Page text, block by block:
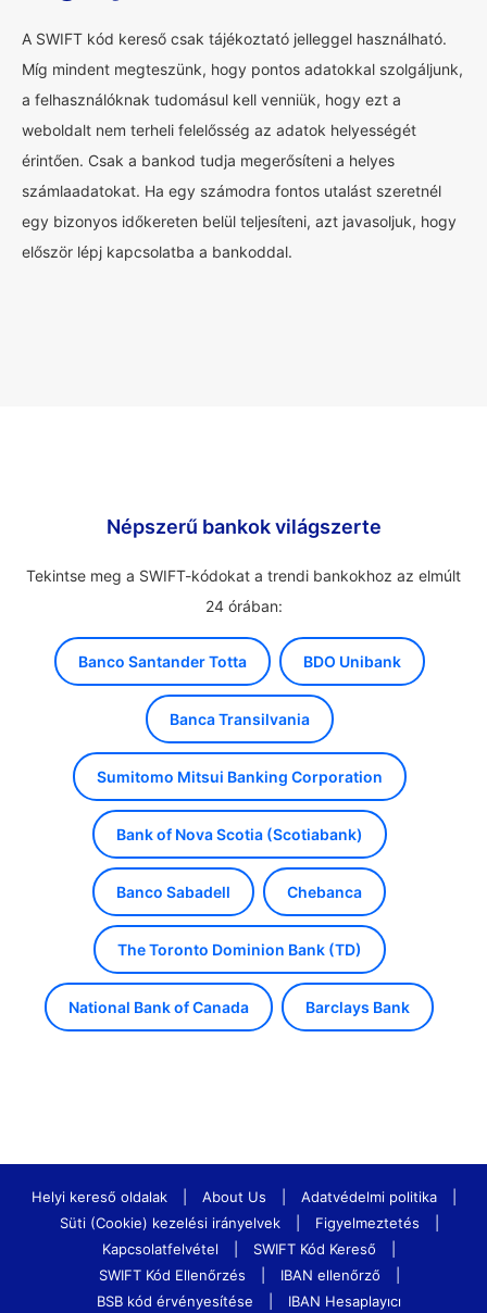
A SWIFT kód kereső csak tájékoztató jelleggel használható.
Míg mindent megteszünk, hogy pontos adatokkal szolgáljunk,
a felhasználóknak tudomásul kell venniük, hogy ezt a
weboldalt nem terheli felelősség az adatok helyességét
érintően. Csak a bankod tudja megerősíteni a helyes
számlaadatokat. Ha egy számodra fontos utalást szeretnél
egy bizonyos időkereten belül teljesíteni, azt javasoljuk, hogy
először lépj kapcsolatba a bankoddal.
Népszerű bankok világszerte
Tekintse meg a SWIFT-kódokat a trendi bankokhoz az elmúlt
24 órában:
Banco Santander Totta BDO Unibank
Banca Transilvania
Sumitomo Mitsui Banking Corporation
Bank of Nova Scotia (Scotiabank)
Banco Sabadell Chebanca
The Toronto Dominion Bank (TD)
National Bank of Canada Barclays Bank
Helyi kereső oldalak About Us Adatvédelmi politika
Süti (Cookie) kezelési irányelvek
Figyelmeztetés
Kapcsolatfelvétel
SWIFT Kód Kereső
SWIFT Kód Ellenőrzés
IBAN ellenőrző
BSB kód érvényesítése
IBAN Hesaplayıcı